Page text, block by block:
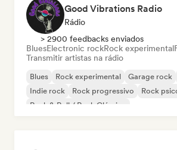
Good Vibrations Radio
Rádio
> 2900 feedbacks enviados
BluesElectronic rockRock experimental
Transmitir artistas na rádio
Blues Rock experimental Garage rock
Indie rock
Rock progressivo
Rock
Rock & Roll / Rock Clássico